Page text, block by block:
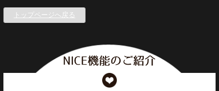
トップページへ戻る